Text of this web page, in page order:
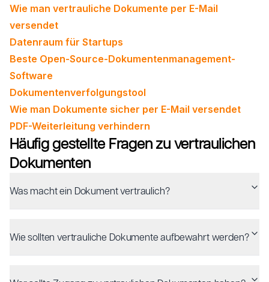
Wie man vertrauliche Dokumente per E-Mail
versendet
Datenraum für Startups
Beste Open-Source-Dokumentenmanagement-
Software
Dokumentenverfolgungstool
Wie man Dokumente sicher per E-Mail versendet
PDF-Weiterleitung verhindern
Häufig gestellte Fragen zu vertraulichen
Dokumenten
Was macht ein Dokument vertraulich?
Wie sollten vertrauliche Dokumente aufbewahrt werden?